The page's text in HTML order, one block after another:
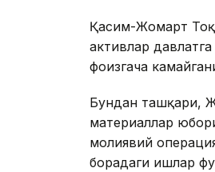
Қасим-Жомарт
активлар
фоизгача
Бундан ташқари,
материаллар
молиявий
борадаги ишлар